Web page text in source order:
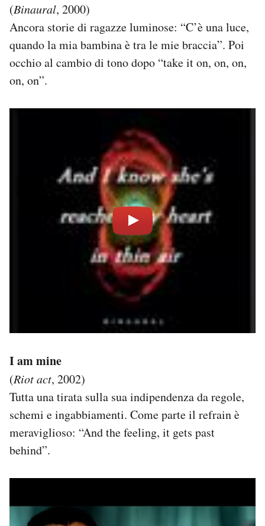
(Binaural, 2000)
Ancora storie di ragazze luminose: “C’è una luce,
quando la mia bambina è tra le mie braccia”. Poi
occhio al cambio di tono dopo “take it on, on, on,
on, on”.
I am mine
(Riot act, 2002)
Tutta una tirata sulla sua indipendenza da regole,
schemi e ingabbiamenti. Come parte il refrain è
meraviglioso: “And the feeling, it gets past
behind”.